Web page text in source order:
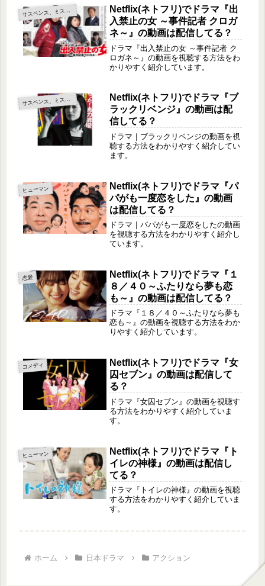
サ
スペンス、ミステリー
Netflix(ネトフリ)でドラマ『出
入禁止の女 ～事件記者 クロガ
ネ～』の動画は配信してる？
ドラマ『出入禁止の女 ～事件記者 ク
ロガネ～』の動画を視聴する方法をわ
かりやすく紹介しています。
サ
スペンス、ミステリー
Netflix(ネトフリ)でドラマ『ブ
ラックリベンジ』の動画は配
信してる？
ドラマ｜ブラックリベンジの動画を視
聴する方法をわかりやすく紹介してい
ます。
ヒューマン
Netflix(ネトフリ)でドラマ『パ
パがも一度恋をした』の動画
は配信してる？
ドラマ｜パパがも一度恋をしたの動画
を視聴する方法をわかりやすく紹介し
ています。
恋愛
Netflix(ネトフリ)でドラマ『１
８／４０～ふたりなら夢も恋
も～』の動画は配信してる？
ドラマ『１８／４０～ふたりなら夢も
恋も～』の動画を視聴する方法をわか
りやすく紹介しています。
コメディ
Netflix(ネトフリ)でドラマ『女
囚セブン』の動画は配信して
る？
ドラマ『女囚セブン』の動画を視聴す
る方法をわかりやすく紹介していま
す。
ヒューマン
Netflix(ネトフリ)でドラマ『ト
イレの神様』の動画は配信し
てる？
ドラマ『トイレの神様』の動画を視聴
する方法をわかりやすく紹介していま
す。
ホーム 日本ドラマ アクション